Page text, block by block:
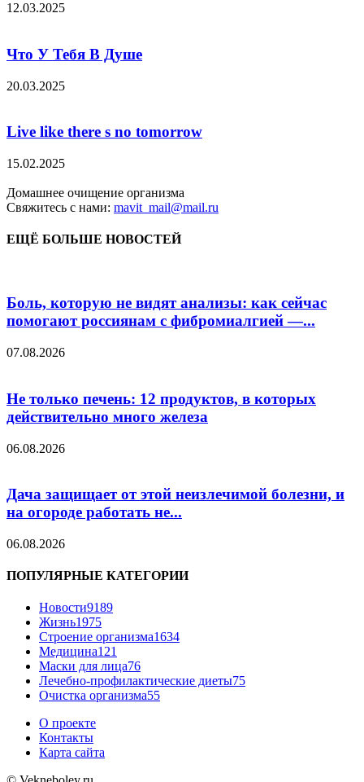
12.03.2025
Что У Тебя В Душе
20.03.2025
Live like there s no tomorrow
15.02.2025
Домашнее очищение организма
Свяжитесь с нами: mavit_mail@mail.ru
ЕЩЁ БОЛЬШЕ НОВОСТЕЙ
Боль, которую не видят анализы: как сейчас
помогают россиянам с фибромиалгией —...
07.08.2026
Не только печень: 12 продуктов, в которых
действительно много железа
06.08.2026
Дача защищает от этой неизлечимой болезни, и
на огороде работать не...
06.08.2026
ПОПУЛЯРНЫЕ КАТЕГОРИИ
Новости9189
Жизнь1975
Строение организма1634
Медицина121
Маски для лица76
Лечебно-профилактические диеты75
Очистка организма55
О проекте
Контакты
Карта сайта